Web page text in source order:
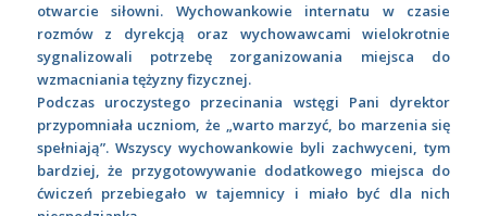
otwarcie siłowni. Wychowankowie internatu w czasie
rozmów z dyrekcją oraz wychowawcami wielokrotnie
sygnalizowali potrzebę zorganizowania miejsca do
wzmacniania tężyzny fizycznej.
Podczas uroczystego przecinania wstęgi Pani dyrektor
przypomniała uczniom, że „warto marzyć, bo marzenia się
spełniają”. Wszyscy wychowankowie byli zachwyceni, tym
bardziej, że przygotowywanie dodatkowego miejsca do
ćwiczeń przebiegało w tajemnicy i miało być dla nich